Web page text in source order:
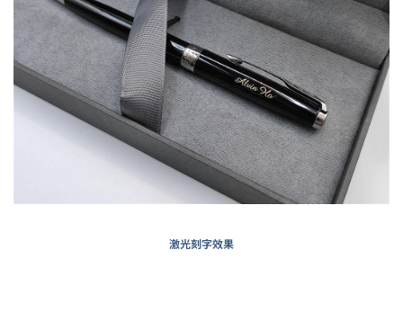
激光刻字效果